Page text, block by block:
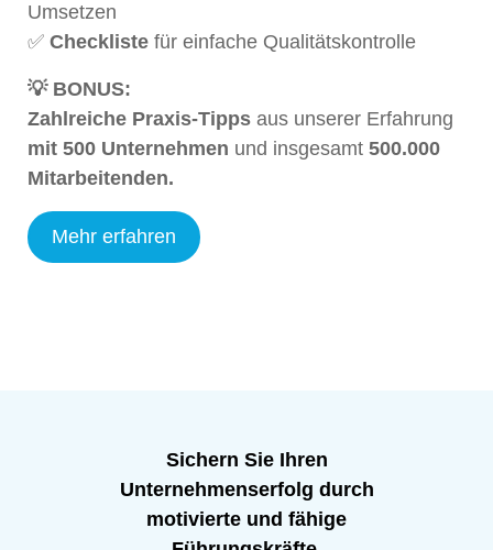
Umsetzen
✅ Checkliste für einfache Qualitätskontrolle
💡 BONUS:
Zahlreiche Praxis-Tipps aus unserer Erfahrung
mit 500 Unternehmen und insgesamt 500.000
Mitarbeitenden.
Mehr erfahren
Sichern Sie Ihren
Unternehmenserfolg durch
motivierte und fähige